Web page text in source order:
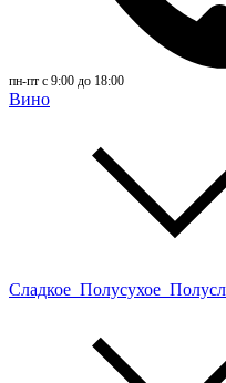
пн-пт с 9:00 до 18:00
Вино
Сладкое Полусухое